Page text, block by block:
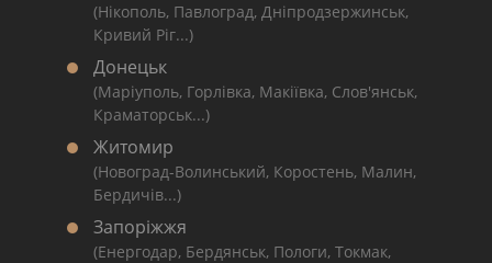
(Нікополь, Павлоград, Дніпродзержинськ,
Кривий Ріг...)
Донецьк
(Маріуполь, Горлівка, Макіївка, Слов'янськ,
Краматорськ...)
Житомир
(Новоград-Волинський, Коростень, Малин,
Бердичів...)
Запоріжжя
(Енергодар, Бердянськ, Пологи, Токмак,